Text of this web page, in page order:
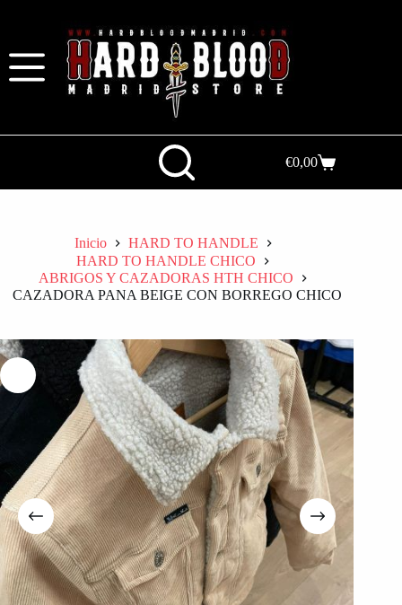
€0,00
Inicio
HARD TO HANDLE
HARD TO HANDLE CHICO
ABRIGOS Y CAZADORAS HTH CHICO
CAZADORA PANA BEIGE CON BORREGO CHICO